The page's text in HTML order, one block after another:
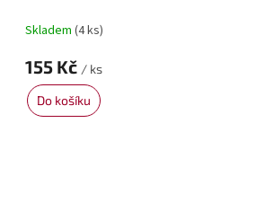
Skladem (4 ks)
155 Kč / ks
Do košíku